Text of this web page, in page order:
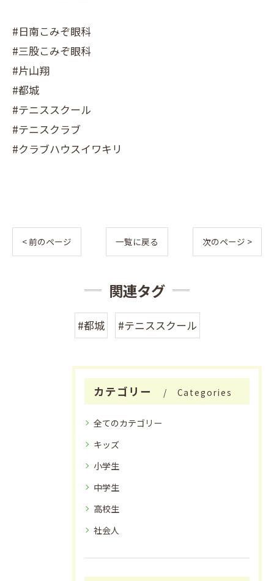
#日南こみぞ眼科
#三股こみぞ眼科
#片山翔
#都城
#テニススクール
#テニスクラブ
#クラブハウスイワキリ
< 前のページ 一覧に戻る 次のページ >
関連タグ
#都城 #テニススクール
カテゴリー Categories
全てのカテゴリー
キッズ
小学生
中学生
高校生
社会人